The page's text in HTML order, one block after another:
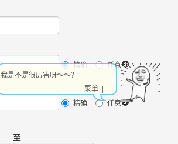
精确 任意
精确 任意
至
我是不是很厉害呀～～？
| 菜单 |